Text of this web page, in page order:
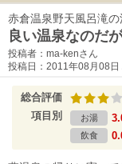
赤倉温泉野天風呂滝の
良い温泉なのだ
投稿者：ma-kenさん
投稿日：2011年08月08
総合評価
項目別 お湯
飲食